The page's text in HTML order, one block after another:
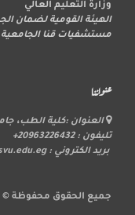
وزارة التعليم العالي
الهيئة القومية لضمان
مستشفيات قنا الجامعية
عنواننا
العنوان :كلية الطب،
تليفون : 20963226432+
بريد الكتروني : dean@med.svu.edu.eg
جميع الحقوق محفوظة ©